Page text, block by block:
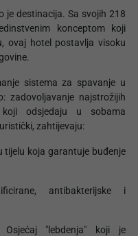
je destinacija. Sa svojih 218
konceptom koji
ovaj hotel postavlja visoku
sistema za spavanje u
zadovoljavanje najstrožijih
odsjedaju u sobama
zahtijevaju:
tijelu koja garantuje buđenje
antibakterijske i
Osjećaj "lebdenja" koji je